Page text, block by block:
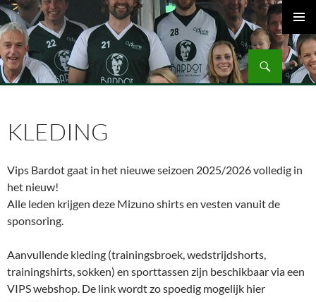
Ga
naar
de
inhoud
Volleybalvereniging Vips Bardot
Zoeken
MENU
KLEDING
Vips Bardot gaat in het nieuwe seizoen 2025/2026 volledig in
het nieuw!
Alle leden krijgen deze Mizuno shirts en vesten vanuit de
sponsoring.
Aanvullende kleding (trainingsbroek, wedstrijdshorts,
trainingshirts, sokken) en sporttassen zijn beschikbaar via een
VIPS webshop. De link wordt zo spoedig mogelijk hier